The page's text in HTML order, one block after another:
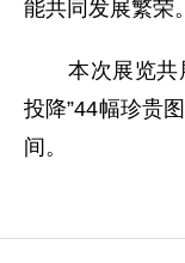
能共同发展繁荣。
本次展览共展
投降”44幅珍贵
间。